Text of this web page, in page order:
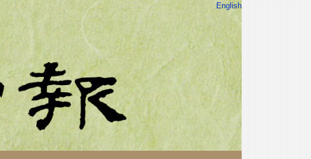
English